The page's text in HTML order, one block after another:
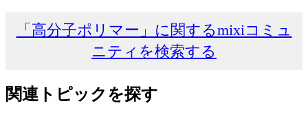
「高分子ポリマー」に関するmixiコミュ
ニティを検索する
関連トピックを探す